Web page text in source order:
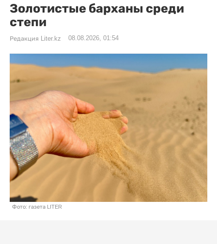
Золотистые барханы среди
степи
Редакция Liter.kz 08.08.2026, 01:54
Фото: газета LITER